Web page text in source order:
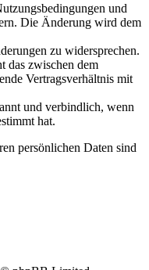
und
Die Änderung wird dem
zu widersprechen.
das zwischen dem
Vertragsverhältnis mit
und verbindlich, wenn
hat.
persönlichen Daten sind